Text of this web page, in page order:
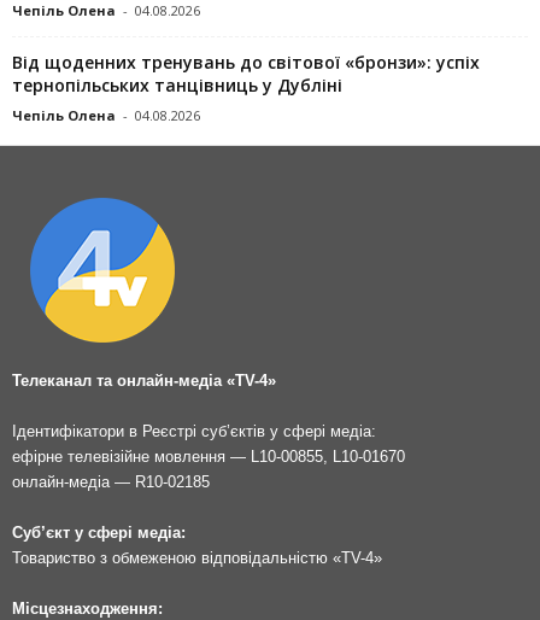
Чепіль Олена - 04.08.2026
Від щоденних тренувань до світової «бронзи»: успіх
тернопільських танцівниць у Дубліні
Чепіль Олена - 04.08.2026
Телеканал та онлайн-медіа «TV-4»
Ідентифікатори в Реєстрі суб’єктів у сфері медіа:
ефірне телевізійне мовлення — L10-00855, L10-01670
онлайн-медіа — R10-02185
Суб’єкт у сфері медіа:
Товариство з обмеженою відповідальністю «TV-4»
Місцезнаходження: